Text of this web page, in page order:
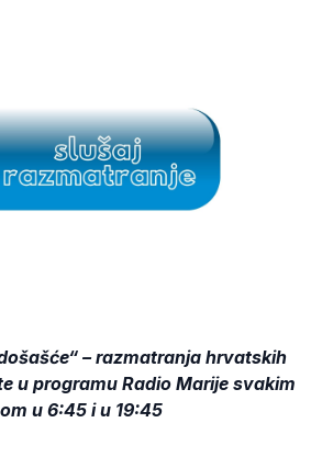
– razmatranja hrvatskih
u programu Radio Marije svakim
u 6:45 i u 19:45